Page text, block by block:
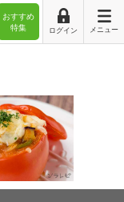
おすすめ
特集
ログイン メニュー